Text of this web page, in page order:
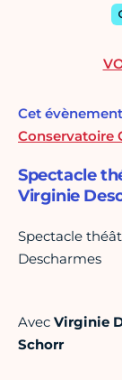
Cet
Conservatoire
Spectacle
Virginie
Spectacle
Descharmes
Avec Virginie
Schorr